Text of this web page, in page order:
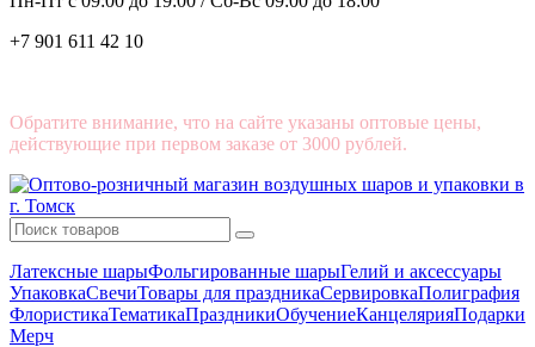
+7 901 611 42 10
Обратите внимание, что на сайте указаны оптовые цены,
действующие при первом заказе от 3000 рублей.
Латексные шарыФольгированные шарыГелий и аксессуары
УпаковкаСвечиТовары для праздникаСервировкаПолиграфия
ФлористикаТематикаПраздникиОбучениеКанцелярияПодарки
Мерч